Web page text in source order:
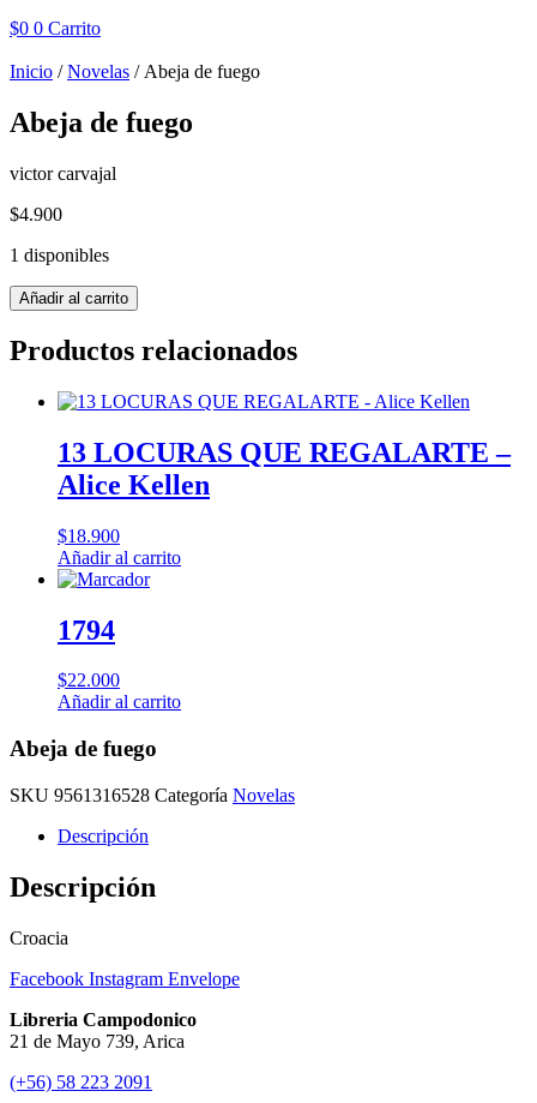
$0 0 Carrito
Inicio /Novelas / Abeja de fuego
Abeja de fuego
victor carvajal
$4.900
1 disponibles
Abeja
de
fuego
cantidad
Añadir al carrito
Productos relacionados
13 LOCURAS QUE REGALARTE –
Alice Kellen
$18.900
Añadir al carrito
1794
$22.000
Añadir al carrito
Abeja de fuego
SKU 9561316528 Categoría Novelas
Descripción
Descripción
Croacia
Facebook Instagram Envelope
Libreria Campodonico
21 de Mayo 739, Arica
(+56) 58 223 2091